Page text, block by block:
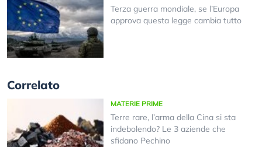
Terza guerra mondiale, se l’Europa
approva questa legge cambia tutto
Correlato
MATERIE PRIME
Terre rare, l’arma della Cina si sta
indebolendo? Le 3 aziende che
sfidano Pechino